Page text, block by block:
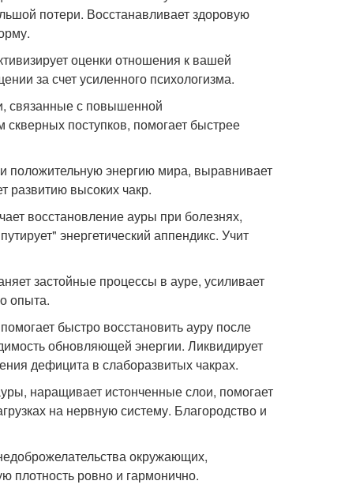
потери. Восстанавливает здоровую
оценки отношения к вашей
за счет усиленного психологизма.
связанные с повышенной
поступков, помогает быстрее
положительную энергию мира, выравнивает
развитию высоких чакр.
восстановление ауры при болезнях,
энергетический аппендикс. Учит
застойные процессы в ауре, усиливает
опыта.
быстро восстановить ауру после
обновляющей энергии. Ликвидирует
дефицита в слаборазвитых чакрах.
наращивает истонченные слои, помогает
на нервную систему. Благородство и
окружающих,
плотность ровно и гармонично.